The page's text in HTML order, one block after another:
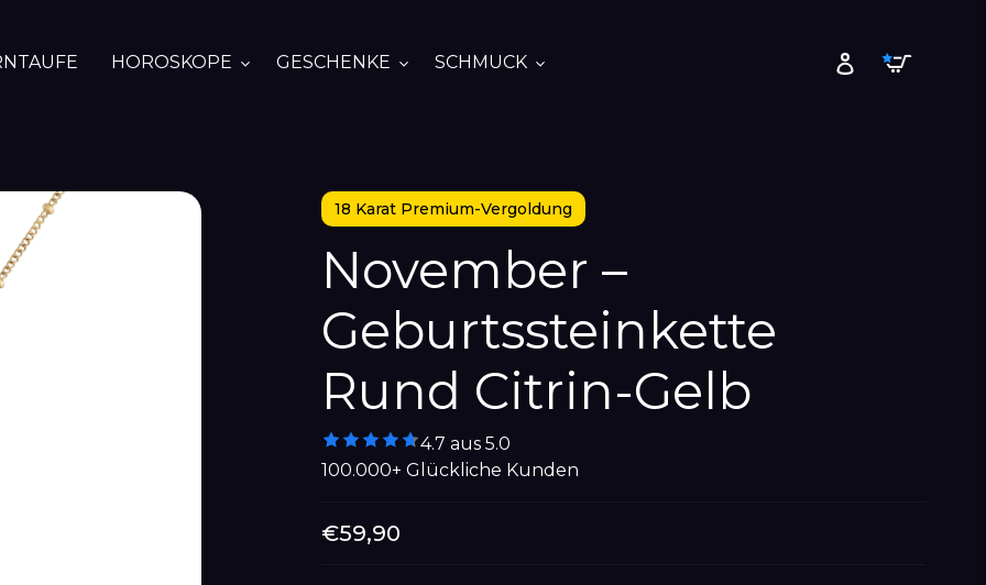
HOROSKOPE GESCHENKE SCHMUCK Einloggen
18 Karat Premium-Vergoldung
November –
Geburtssteinkette
Rund Citrin-Gelb
4.7 aus 5.0
100.000+ Glückliche Kunden
Normaler
€59,90